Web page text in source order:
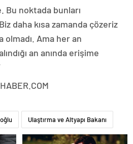
Bu noktada bunları
daha kısa zamanda çözeriz
Ama her an
an anında erişime
Ulaştırma ve Altyapı Bakanı